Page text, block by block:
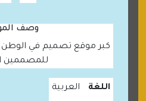
وصف
كبر موقع تصميم في الوطن
للمصممين
اللغة العربية